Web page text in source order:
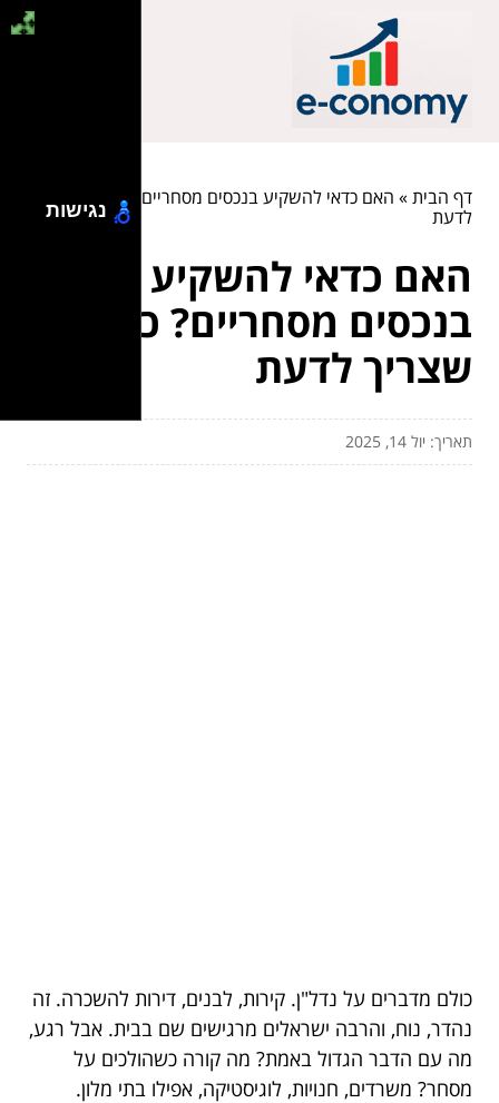
דף הבית» האם כדאי להשקיע בנכסים מסחריים? כל מה שצריך
לדעת
האם כדאי להשקיע
בנכסים מסחריים? כל מה
שצריך לדעת
תאריך: יול 14, 2025
כולם מדברים על נדל"ן. קירות, לבנים, דירות להשכרה. זה
נהדר, נוח, והרבה ישראלים מרגישים שם בבית. אבל רגע,
מה עם הדבר הגדול באמת? מה קורה כשהולכים על
מסחר? משרדים, חנויות, לוגיסטיקה, אפילו בתי מלון.
נגישות